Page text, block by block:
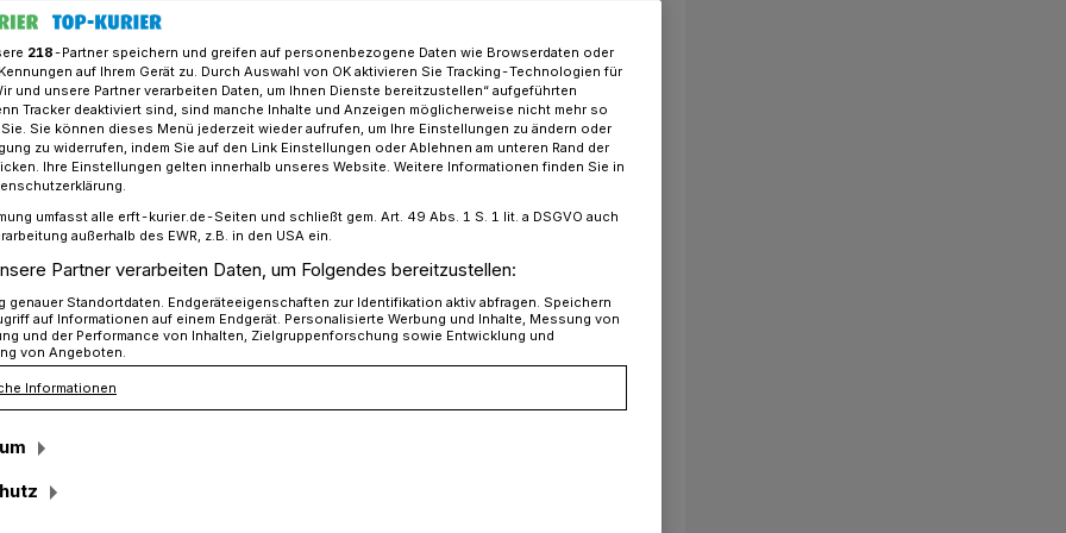
profitieren von der Gemeindefinanzierung 2023
Gemeindefinanzierung 2023
Eckpunkte für das
2023 sind von der schwarz-grünen
Nach aktueller Prognose auf
von Mai 2022 können die
von 15,35 Milliarden Euro
um 9,3 Prozent.
218-Partner speichern und greifen auf personenbezogene Daten wie Browserdaten oder
auf Ihrem Gerät zu. Durch Auswahl von OK aktivieren Sie Tracking-Technologien für
und unsere Partner verarbeiten Daten, um Ihnen Dienste bereitzustellen“ aufgeführten
Tracker deaktiviert sind, sind manche Inhalte und Anzeigen möglicherweise nicht mehr so
Sie können dieses Menü jederzeit wieder aufrufen, um Ihre Einstellungen zu ändern oder
zu widerrufen, indem Sie auf den Link Einstellungen oder Ablehnen am unteren Rand der
Ihre Einstellungen gelten innerhalb unseres Website. Weitere Informationen finden Sie in
umfasst alle erft-kurier.de-Seiten und schließt gem. Art. 49 Abs. 1 S. 1 lit. a DSGVO auch
außerhalb des EWR, z.B. in den USA ein.
Partner verarbeiten Daten, um Folgendes bereitzustellen:
genauer Standortdaten. Endgeräteeigenschaften zur Identifikation aktiv abfragen. Speichern
auf Informationen auf einem Endgerät. Personalisierte Werbung und Inhalte, Messung von
und der Performance von Inhalten, Zielgruppenforschung sowie Entwicklung und
von Angeboten.
Informationen